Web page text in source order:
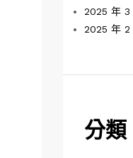
2025 年 3
2025 年 2
分類